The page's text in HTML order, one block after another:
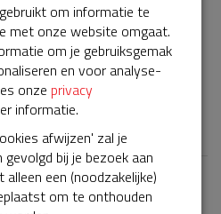
BuurtAED verloopt bijna en
onze AED gebruiksklaar
voor ons servicepakket!
donaties
om informatie te
met onze website omgaat.
om je gebruiksgemak
en voor analyse-
onze privacy
informatie.
afwijzen' zal je
bij je bezoek aan
een (noodzakelijke)
om te onthouden